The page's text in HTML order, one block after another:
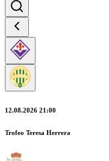
12.08.2026 21:00
Trofeo Teresa Herrera